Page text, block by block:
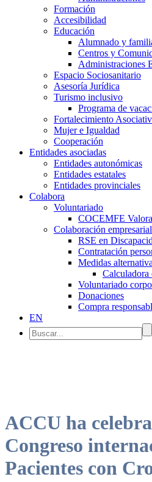
Formación
Accesibilidad
Educación
Alumnado y
Centros y
Administraciones
Espacio Sociosanitario
Asesoría Jurídica
Turismo inclusivo
Programa de
Fortalecimiento
Mujer e Igualdad
Cooperación
Entidades asociadas
Entidades autonómicas
Entidades estatales
Entidades provinciales
Colabora
Voluntariado
COCEMFE Valora
Colaboración empresarial
RSE en
Contratación
Medidas
Calculadora
Voluntariado
Donaciones
Compra
EN
ACCU ha
Congreso
Pacientes con